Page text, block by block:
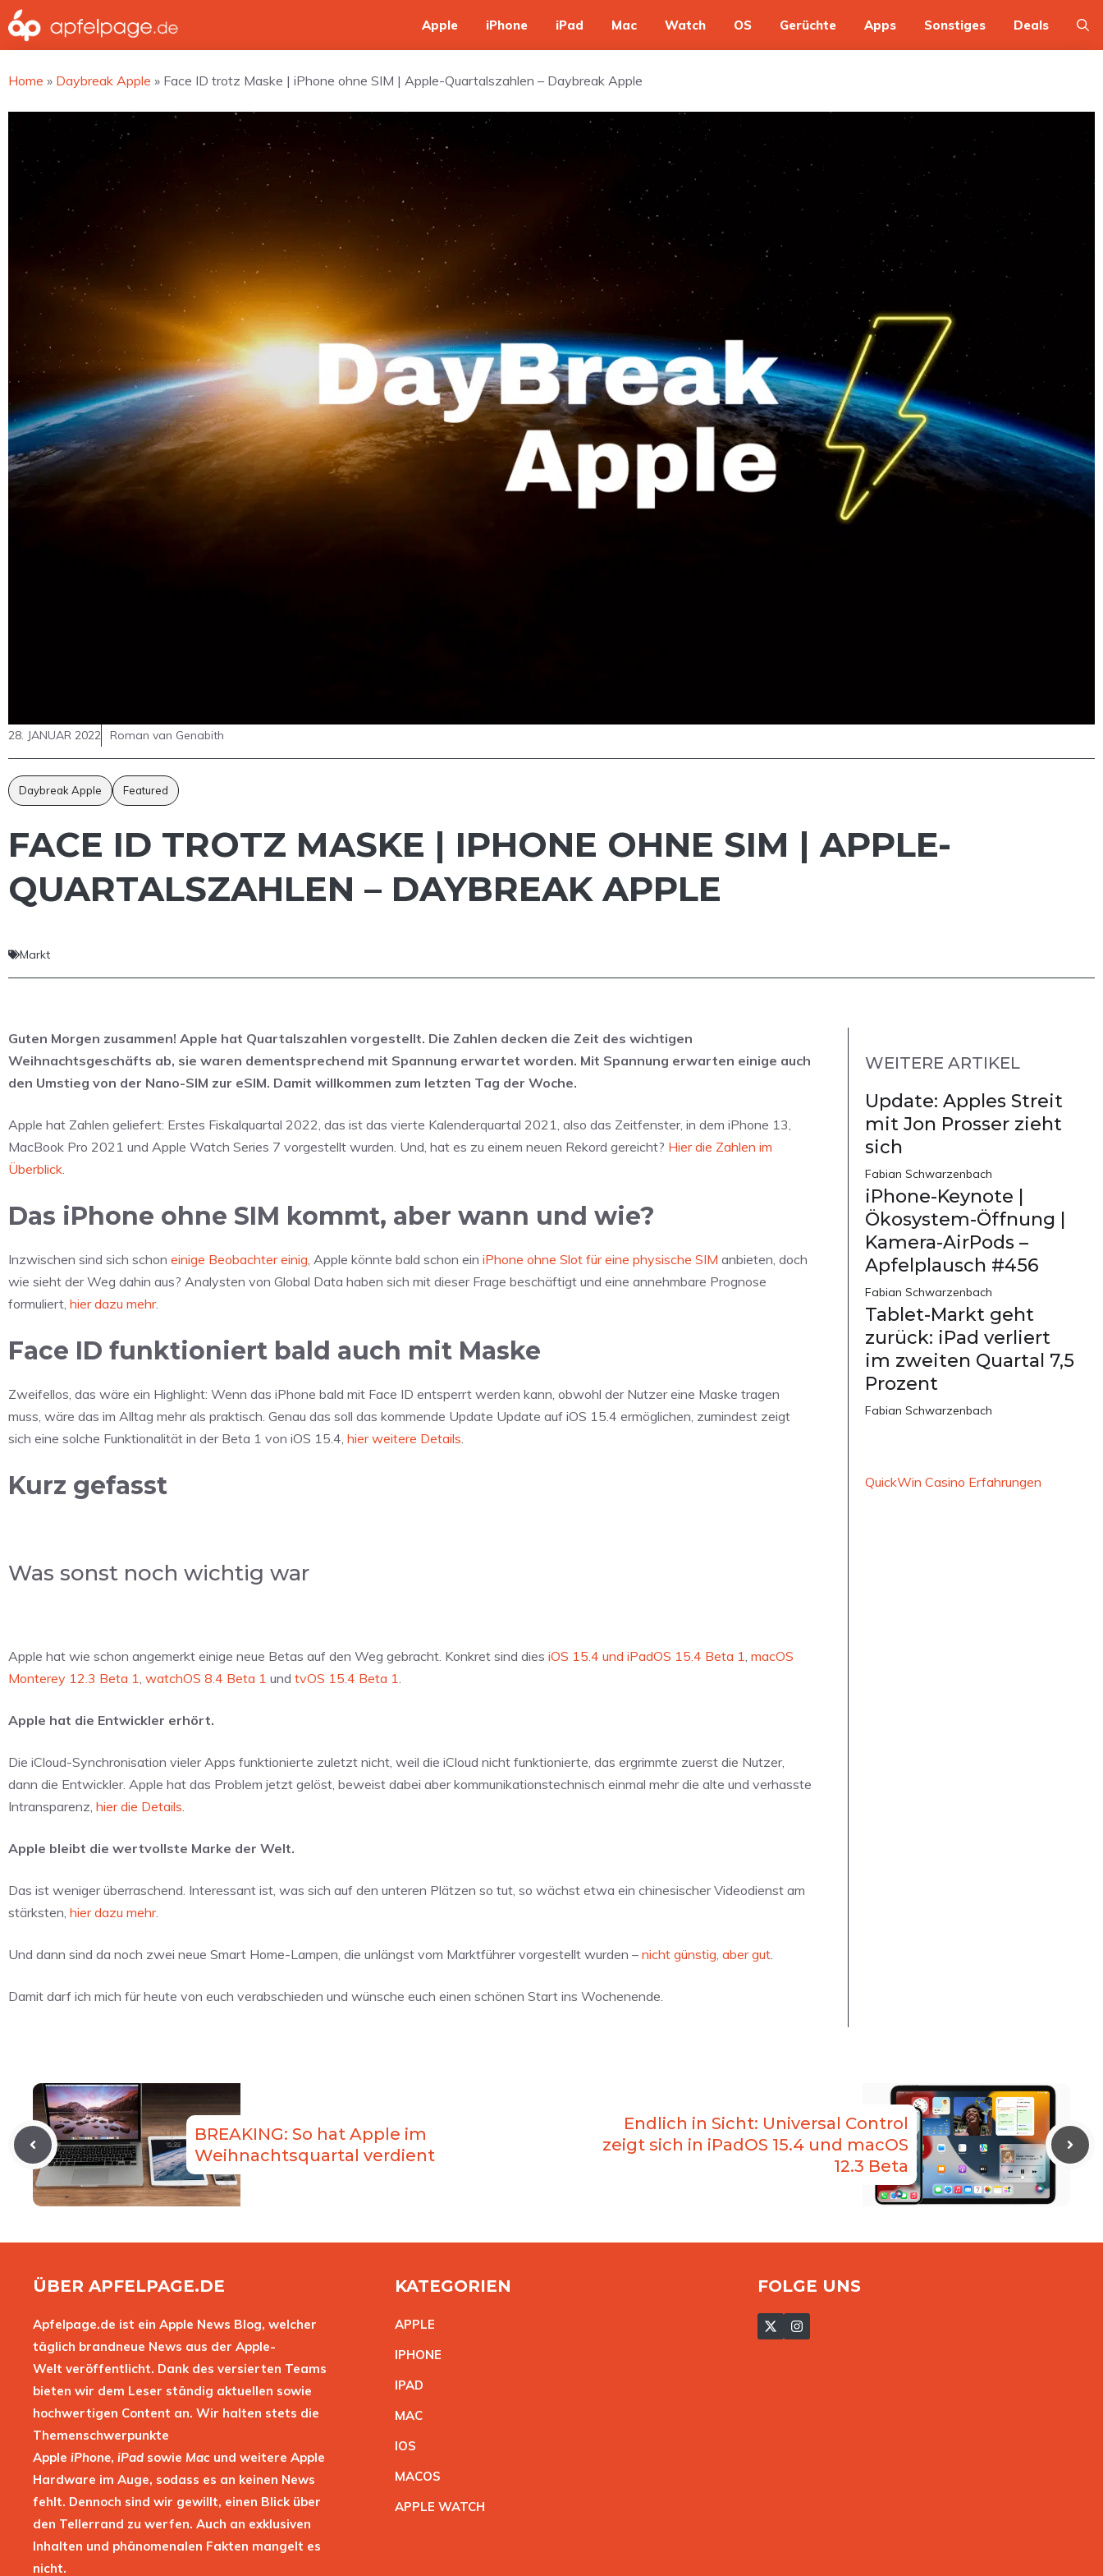
Zum
Inhalt
springen
Apple iPhone iPad Mac Watch OS Gerüchte Apps Sonstiges Deals
Home » Daybreak Apple » Face ID trotz Maske | iPhone ohne SIM | Apple-Quartalszahlen – Daybreak Apple
28. JANUAR 2022 Roman van Genabith
Daybreak Apple Featured
FACE ID TROTZ MASKE | IPHONE OHNE SIM | APPLE-
QUARTALSZAHLEN – DAYBREAK APPLE
Markt
Guten Morgen zusammen! Apple hat Quartalszahlen vorgestellt. Die Zahlen decken die Zeit des wichtigen
Weihnachtsgeschäfts ab, sie waren dementsprechend mit Spannung erwartet worden. Mit Spannung erwarten einige auch
den Umstieg von der Nano-SIM zur eSIM. Damit willkommen zum letzten Tag der Woche.
Apple hat Zahlen geliefert: Erstes Fiskalquartal 2022, das ist das vierte Kalenderquartal 2021, also das Zeitfenster, in dem iPhone 13,
MacBook Pro 2021 und Apple Watch Series 7 vorgestellt wurden. Und, hat es zu einem neuen Rekord gereicht? Hier die Zahlen im
Überblick
Das iPhone ohne SIM kommt, aber wann und wie?
Inzwischen sind sich schon einige Beobachter einig , Apple könnte bald schon ein iPhone ohne Slot für eine physische SIM anbieten, doch
wie sieht der Weg dahin aus? Analysten von Global Data haben sich mit dieser Frage beschäftigt und eine annehmbare Prognose
formuliert, hier dazu mehr.
Face ID funktioniert bald auch mit Maske
Zweifellos, das wäre ein Highlight: Wenn das iPhone bald mit Face ID entsperrt werden kann, obwohl der Nutzer eine Maske tragen
muss, wäre das im Alltag mehr als praktisch. Genau das soll das kommende Update Update auf iOS 15.4 ermöglichen, zumindest zeigt
sich eine solche Funktionalität in der Beta 1 von iOS 15.4, hier weitere Details
Kurz gefasst
Was sonst noch wichtig war
Apple hat wie schon angemerkt einige neue Betas auf den Weg gebracht. Konkret sind dies iOS 15.4 und iPadOS 15.4 Beta 1 macOS
Monterey 12.3 Beta 1 watchOS 8.4 Beta 1 und tvOS 15.4 Beta 1
Apple hat die Entwickler erhört.
Die iCloud-Synchronisation vieler Apps funktionierte zuletzt nicht, weil die iCloud nicht funktionierte, das ergrimmte zuerst die Nutzer,
dann die Entwickler. Apple hat das Problem jetzt gelöst, beweist dabei aber kommunikationstechnisch einmal mehr die alte und verhasste
Intransparenz, hier die Details
Apple bleibt die wertvollste Marke der Welt.
Das ist weniger überraschend. Interessant ist, was sich auf den unteren Plätzen so tut, so wächst etwa ein chinesischer Videodienst am
stärksten, hier dazu mehr.
Und dann sind da noch zwei neue Smart Home-Lampen, die unlängst vom Marktführer vorgestellt wurden – nicht günstig, aber gut
Damit darf ich mich für heute von euch verabschieden und wünsche euch einen schönen Start ins Wochenende.
WEITERE ARTIKEL
Update: Apples Streit
mit Jon Prosser zieht
sich
Fabian Schwarzenbach
iPhone-Keynote |
Ökosystem-Öffnung |
Kamera-AirPods –
Apfelplausch #456
Fabian Schwarzenbach
Tablet-Markt geht
zurück: iPad verliert
im zweiten Quartal 7,5
Prozent
Fabian Schwarzenbach
QuickWin Casino Erfahrungen
BREAKING: So hat Apple im
Weihnachtsquartal verdient
Endlich in Sicht: Universal Control
zeigt sich in iPadOS 15.4 und macOS
12.3 Beta
ÜBER APFELPAGE.DE
Apfelpage.de ist ein Apple News Blog, welcher
täglich brandneue News aus der Apple-
Welt veröffentlicht. Dank des versierten Teams
bieten wir dem Leser ständig aktuellen sowie
hochwertigen Content an. Wir halten stets die
Themenschwerpunkte
Apple iPhone, iPad sowie Mac und weitere Apple
Hardware im Auge, sodass es an keinen News
fehlt. Dennoch sind wir gewillt, einen Blick über
den Tellerrand zu werfen. Auch an exklusiven
Inhalten und phänomenalen Fakten mangelt es
nicht.
KATEGORIEN
APPLE
IPHONE
IPAD
MAC
IOS
MACOS
APPLE WATCH
FOLGE UNS